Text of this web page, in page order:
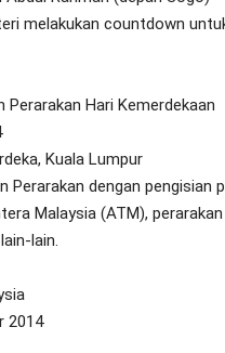
melakukan countdown
Perarakan Hari Kemerdekaan
Kuala Lumpur
Perarakan dengan pengisian
Malaysia (ATM),
lain.
2014